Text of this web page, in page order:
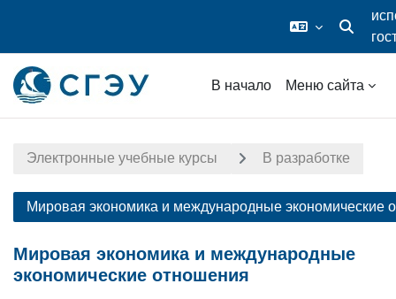
В начало
Меню сайта
Электронные учебные курсы В разработке
Мировая экономика и международные экономические
Мировая экономика и международные
экономические отношения